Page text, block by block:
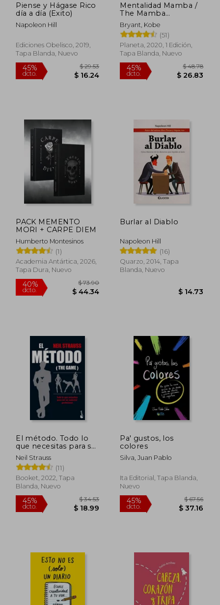
45%
dcto.
45%
dcto.
Piense y Hágase Rico
día a día (Exito)
Napoleon Hill
Ediciones Obelisco, 2019,
Tapa Blanda, Nuevo
45%
dcto.
Mentalidad Mamba /
The Mamba
Mentality: Los
Secretos de Mi Éxito
Bryant, Kobe
(51)
Planeta, 2020, 1 Edición,
Tapa Blanda, Nuevo
45%
dcto.
PACK MEMENTO
MORI + CARPE DIEM
Humberto Montesinos
(1)
Academia Antártica, 2026,
Tapa Dura, Nuevo
Burlar al Diablo
Napoleon Hill
(16)
Quarzo, 2014, Tapa
Blanda, Nuevo
El método. Todo lo
que necesitas para ser
un seductor
profesional
Neil Strauss
(11)
Booket, 2022, Tapa
Blanda, Nuevo
Pa' gustos, los
colores
Silva, Juan Pablo
Ita Editorial, Tapa Blanda,
Nuevo